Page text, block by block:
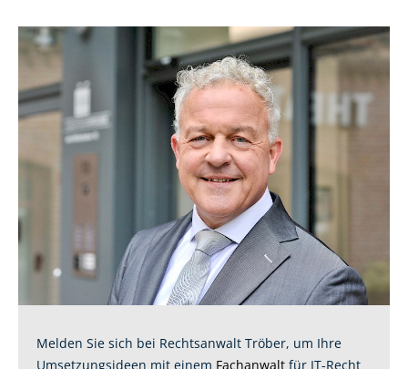
Melden Sie sich bei Rechtsanwalt Tröber, um Ihre
Umsetzungsideen mit einem Fachanwalt für IT-Recht